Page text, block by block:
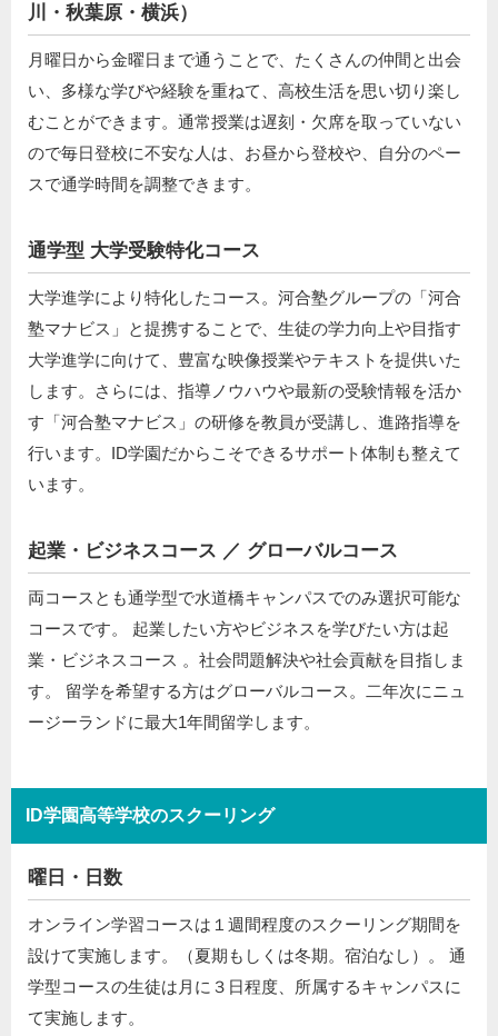
川・秋葉原・横浜）
月曜日から金曜日まで通うことで、たくさんの仲間と出会
い、多様な学びや経験を重ねて、高校生活を思い切り楽し
むことができます。通常授業は遅刻・欠席を取っていない
ので毎日登校に不安な人は、お昼から登校や、自分のペー
スで通学時間を調整できます。
通学型 大学受験特化コース
大学進学により特化したコース。河合塾グループの「河合
塾マナビス」と提携することで、生徒の学力向上や目指す
大学進学に向けて、豊富な映像授業やテキストを提供いた
します。さらには、指導ノウハウや最新の受験情報を活か
す「河合塾マナビス」の研修を教員が受講し、進路指導を
行います。ID学園だからこそできるサポート体制も整えて
います。
起業・ビジネスコース ／ グローバルコース
両コースとも通学型で水道橋キャンパスでのみ選択可能な
コースです。 起業したい方やビジネスを学びたい方は起
業・ビジネスコース 。社会問題解決や社会貢献を目指しま
す。 留学を希望する方はグローバルコース。二年次にニュ
ージーランドに最大1年間留学します。
ID学園高等学校のスクーリング
曜日・日数
オンライン学習コースは１週間程度のスクーリング期間を
設けて実施します。（夏期もしくは冬期。宿泊なし）。 通
学型コースの生徒は月に３日程度、所属するキャンパスに
て実施します。